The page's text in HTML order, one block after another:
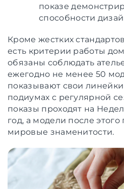
показе
способности
Кроме жестких
есть критерии работы
обязаны соблюдать
ежегодно не менее 50
показывают свои
подиумах с регулярной
показы проходят на
год, а модели после
мировые знаменитости.